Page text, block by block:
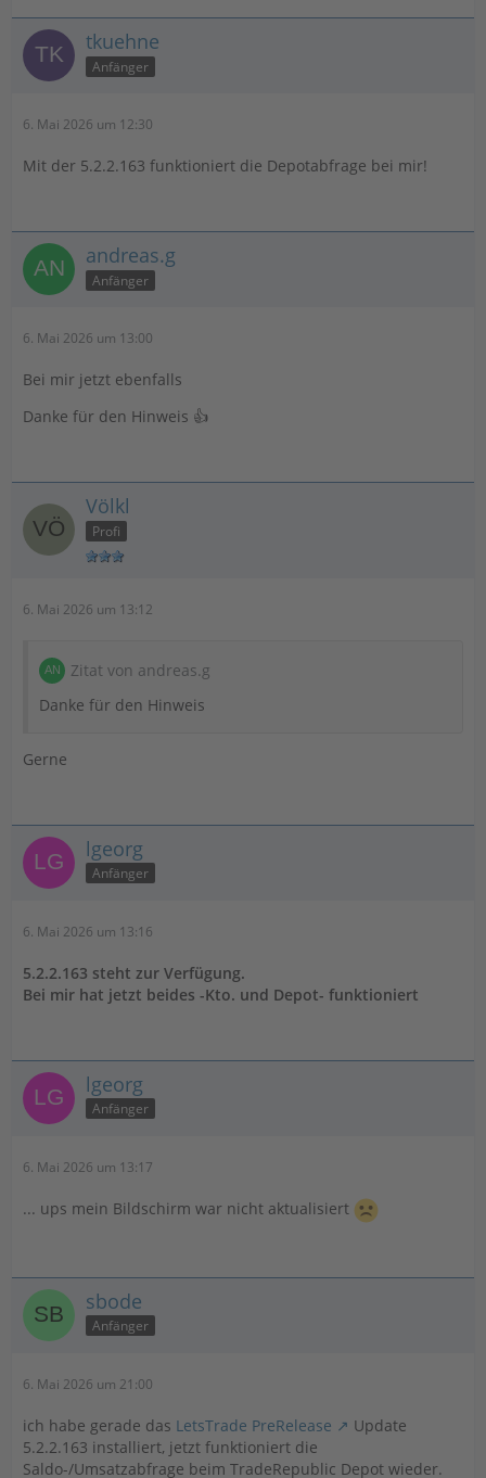
tkuehne
Anfänger
6. Mai 2026 um 12:30
Mit der 5.2.2.163 funktioniert die Depotabfrage bei mir!
andreas.g
Anfänger
6. Mai 2026 um 13:00
Bei mir jetzt ebenfalls
Danke für den Hinweis 👍
Völkl
Profi
6. Mai 2026 um 13:12
Zitat von andreas.g
Danke für den Hinweis
Gerne
lgeorg
Anfänger
6. Mai 2026 um 13:16
5.2.2.163 steht zur Verfügung.
Bei mir hat jetzt beides -Kto. und Depot- funktioniert
lgeorg
Anfänger
6. Mai 2026 um 13:17
... ups mein Bildschirm war nicht aktualisiert
sbode
Anfänger
6. Mai 2026 um 21:00
ich habe gerade das LetsTrade PreRelease
Update
5.2.2.163 installiert, jetzt funktioniert die
Saldo-/Umsatzabfrage beim TradeRepublic Depot wieder.